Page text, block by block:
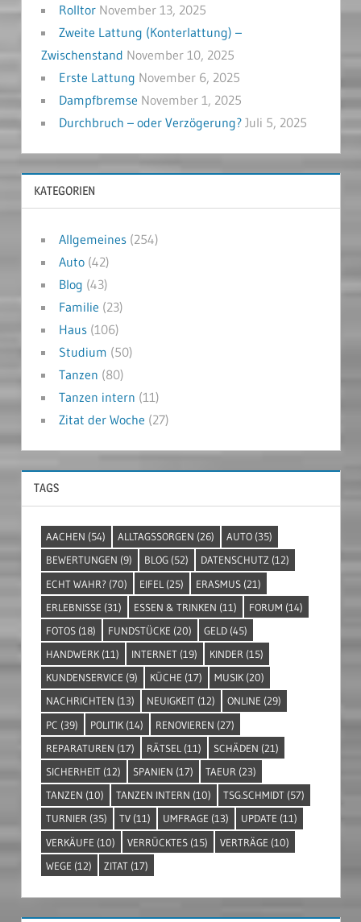
Rolltor November 13, 2025
Zweite Lattung (Konterlattung) –
Zwischenstand November 10, 2025
Erste Lattung November 6, 2025
Dampfbremse November 1, 2025
Durchbruch – oder Verzögerung? Juli 5, 2025
KATEGORIEN
Allgemeines(254)
Auto(42)
Blog (43)
Familie (23)
Haus(106)
Studium (50)
Tanzen (80)
Tanzen intern (11)
Zitat der Woche (27)
TAGS
AACHEN (54) ALLTAGSSORGEN (26) AUTO (35)
BEWERTUNGEN (9) BLOG (52) DATENSCHUTZ (12)
ECHT WAHR? (70) EIFEL (25) ERASMUS (21)
ERLEBNISSE (31) ESSEN & TRINKEN (11) FORUM (14)
FOTOS (18) FUNDSTÜCKE (20) GELD (45)
HANDWERK (11) INTERNET (19) KINDER (15)
KUNDENSERVICE (9) KÜCHE (17) MUSIK (20)
NACHRICHTEN (13) NEUIGKEIT (12) ONLINE (29)
PC (39) POLITIK (14) RENOVIEREN (27)
REPARATUREN (17) RÄTSEL (11) SCHÄDEN (21)
SICHERHEIT (12) SPANIEN (17) TAEUR (23)
TANZEN (10) TANZEN INTERN (10) TSG.SCHMIDT (57)
TURNIER (35) TV (11) UMFRAGE (13) UPDATE (11)
VERKÄUFE (10) VERRÜCKTES (15) VERTRÄGE (10)
WEGE (12) ZITAT (17)